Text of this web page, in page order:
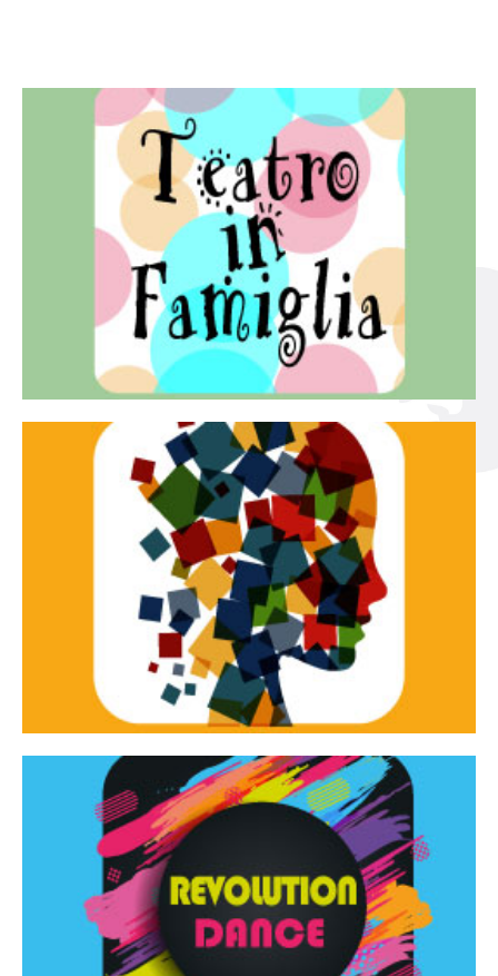
Teatro in famiglia
Teatro In Famiglia è una rassegna di teatro concepita
per far condividere e godere del teatro all’intera
famiglia.
Continua
Tracce dinamiche
Tracce Dinamiche è una rassegna di teatro
d’innovazione e sperimentale.
Continua
Revolution Dance
Rassegna di danza contemporanea – I Edizione